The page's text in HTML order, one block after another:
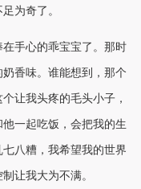
为奇了。
手心的乖宝宝了。那时
香味。谁能想到，那个
让我头疼的毛头小子，
一起吃饭，会把我的生
八糟，我希望我的世界
让我大为不满。